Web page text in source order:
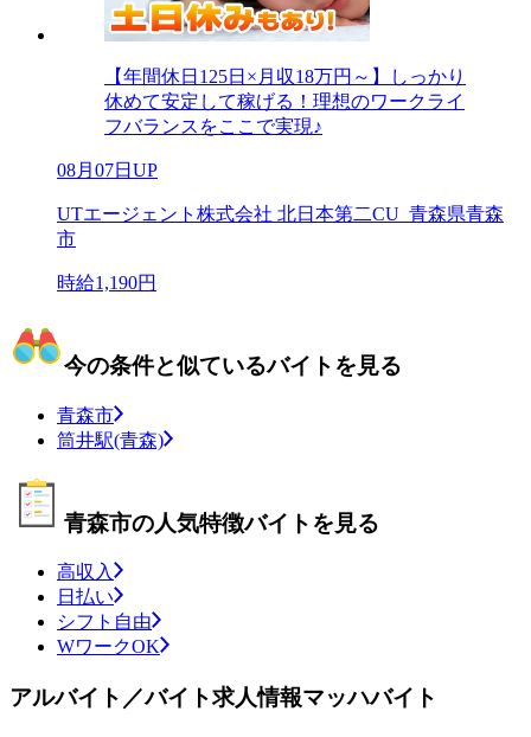
【年間休日125日×月収18万円～】しっかり
休めて安定して稼げる！理想のワークライ
フバランスをここで実現♪
08月07日UP
UTエージェント株式会社 北日本第二CU_青森県青森
市
時給1,190円
今の条件と似ているバイトを見る
青森市
筒井駅(青森)
青森市の人気特徴バイトを見る
高収入
日払い
シフト自由
WワークOK
アルバイト／バイト求人情報マッハバイト